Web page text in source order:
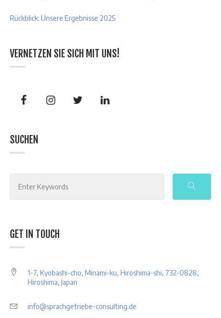
Rückblick: Unsere Ergebnisse 2025
VERNETZEN SIE SICH MIT UNS!
SUCHEN
GET IN TOUCH
1-7, Kyobashi-cho, Minami-ku, Hiroshima-shi, 732-0828,
Hiroshima, Japan
info@sprachgetriebe-consulting.de